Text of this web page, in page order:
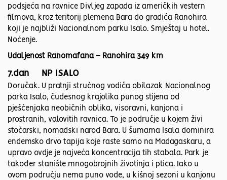
podsjeća na ravnice Divljeg zapada iz američkih vestern
filmova, kroz teritorij plemena Bara do gradića Ranohira
koji je najbliži Nacionalnom parku Isalo. Smještaj u hotel.
Noćenje.
Udaljenost Ranomafana – Ranohira 349 km
7.dan NP ISALO
Doručak. U pratnji stručnog vodiča obilazak Nacionalnog
parka Isalo, čudesnog krajolika punog stijena od
pješčenjaka neobičnih oblika, visoravni, kanjona i
prostranih, valovitih ravnica. To je područje u kojem živi
stočarski, nomadski narod Bara. U šumama Isala dominira
endemsko drvo tapija koje raste samo na Madagaskaru, a
upravo ovdje je najveća koncentracija tih stabala. Park je
također stanište mnogobrojnih životinja i ptica. Iako u
ovom području nema puno vode, u kišnoj sezoni u kanjonu